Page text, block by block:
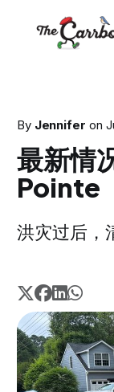
By Jennifer on
最新情
Pointe
洪灾过后，